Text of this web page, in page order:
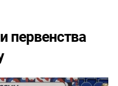
первенства